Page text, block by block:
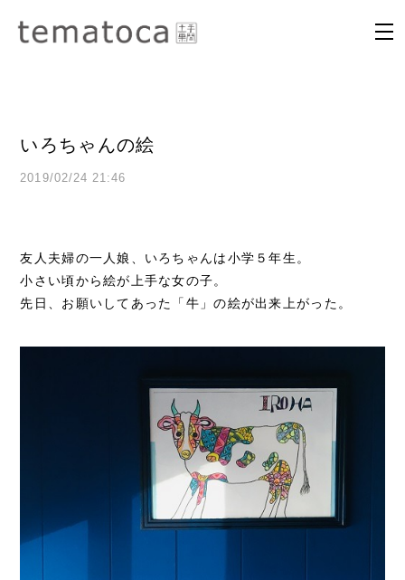
いろちゃんの絵
2019/02/24 21:46
友人夫婦の一人娘、いろちゃんは小学５年生。
小さい頃から絵が上手な女の子。
先日、お願いしてあった「牛」の絵が出来上がった。